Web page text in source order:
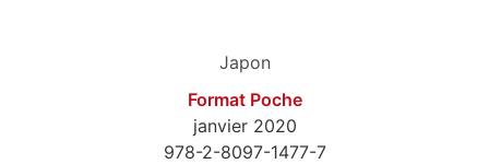
Japon
Format Poche
janvier 2020
978-2-8097-1477-7